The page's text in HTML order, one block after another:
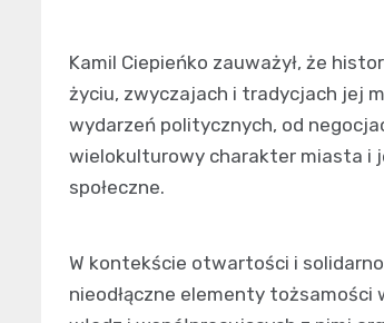
Kamil Ciepieńko zauważył, że
życiu, zwyczajach i tradycjach jej
wydarzeń politycznych, od
wielokulturowy charakter miasta i
społeczne.
W kontekście otwartości i
nieodłączne elementy tożsamości